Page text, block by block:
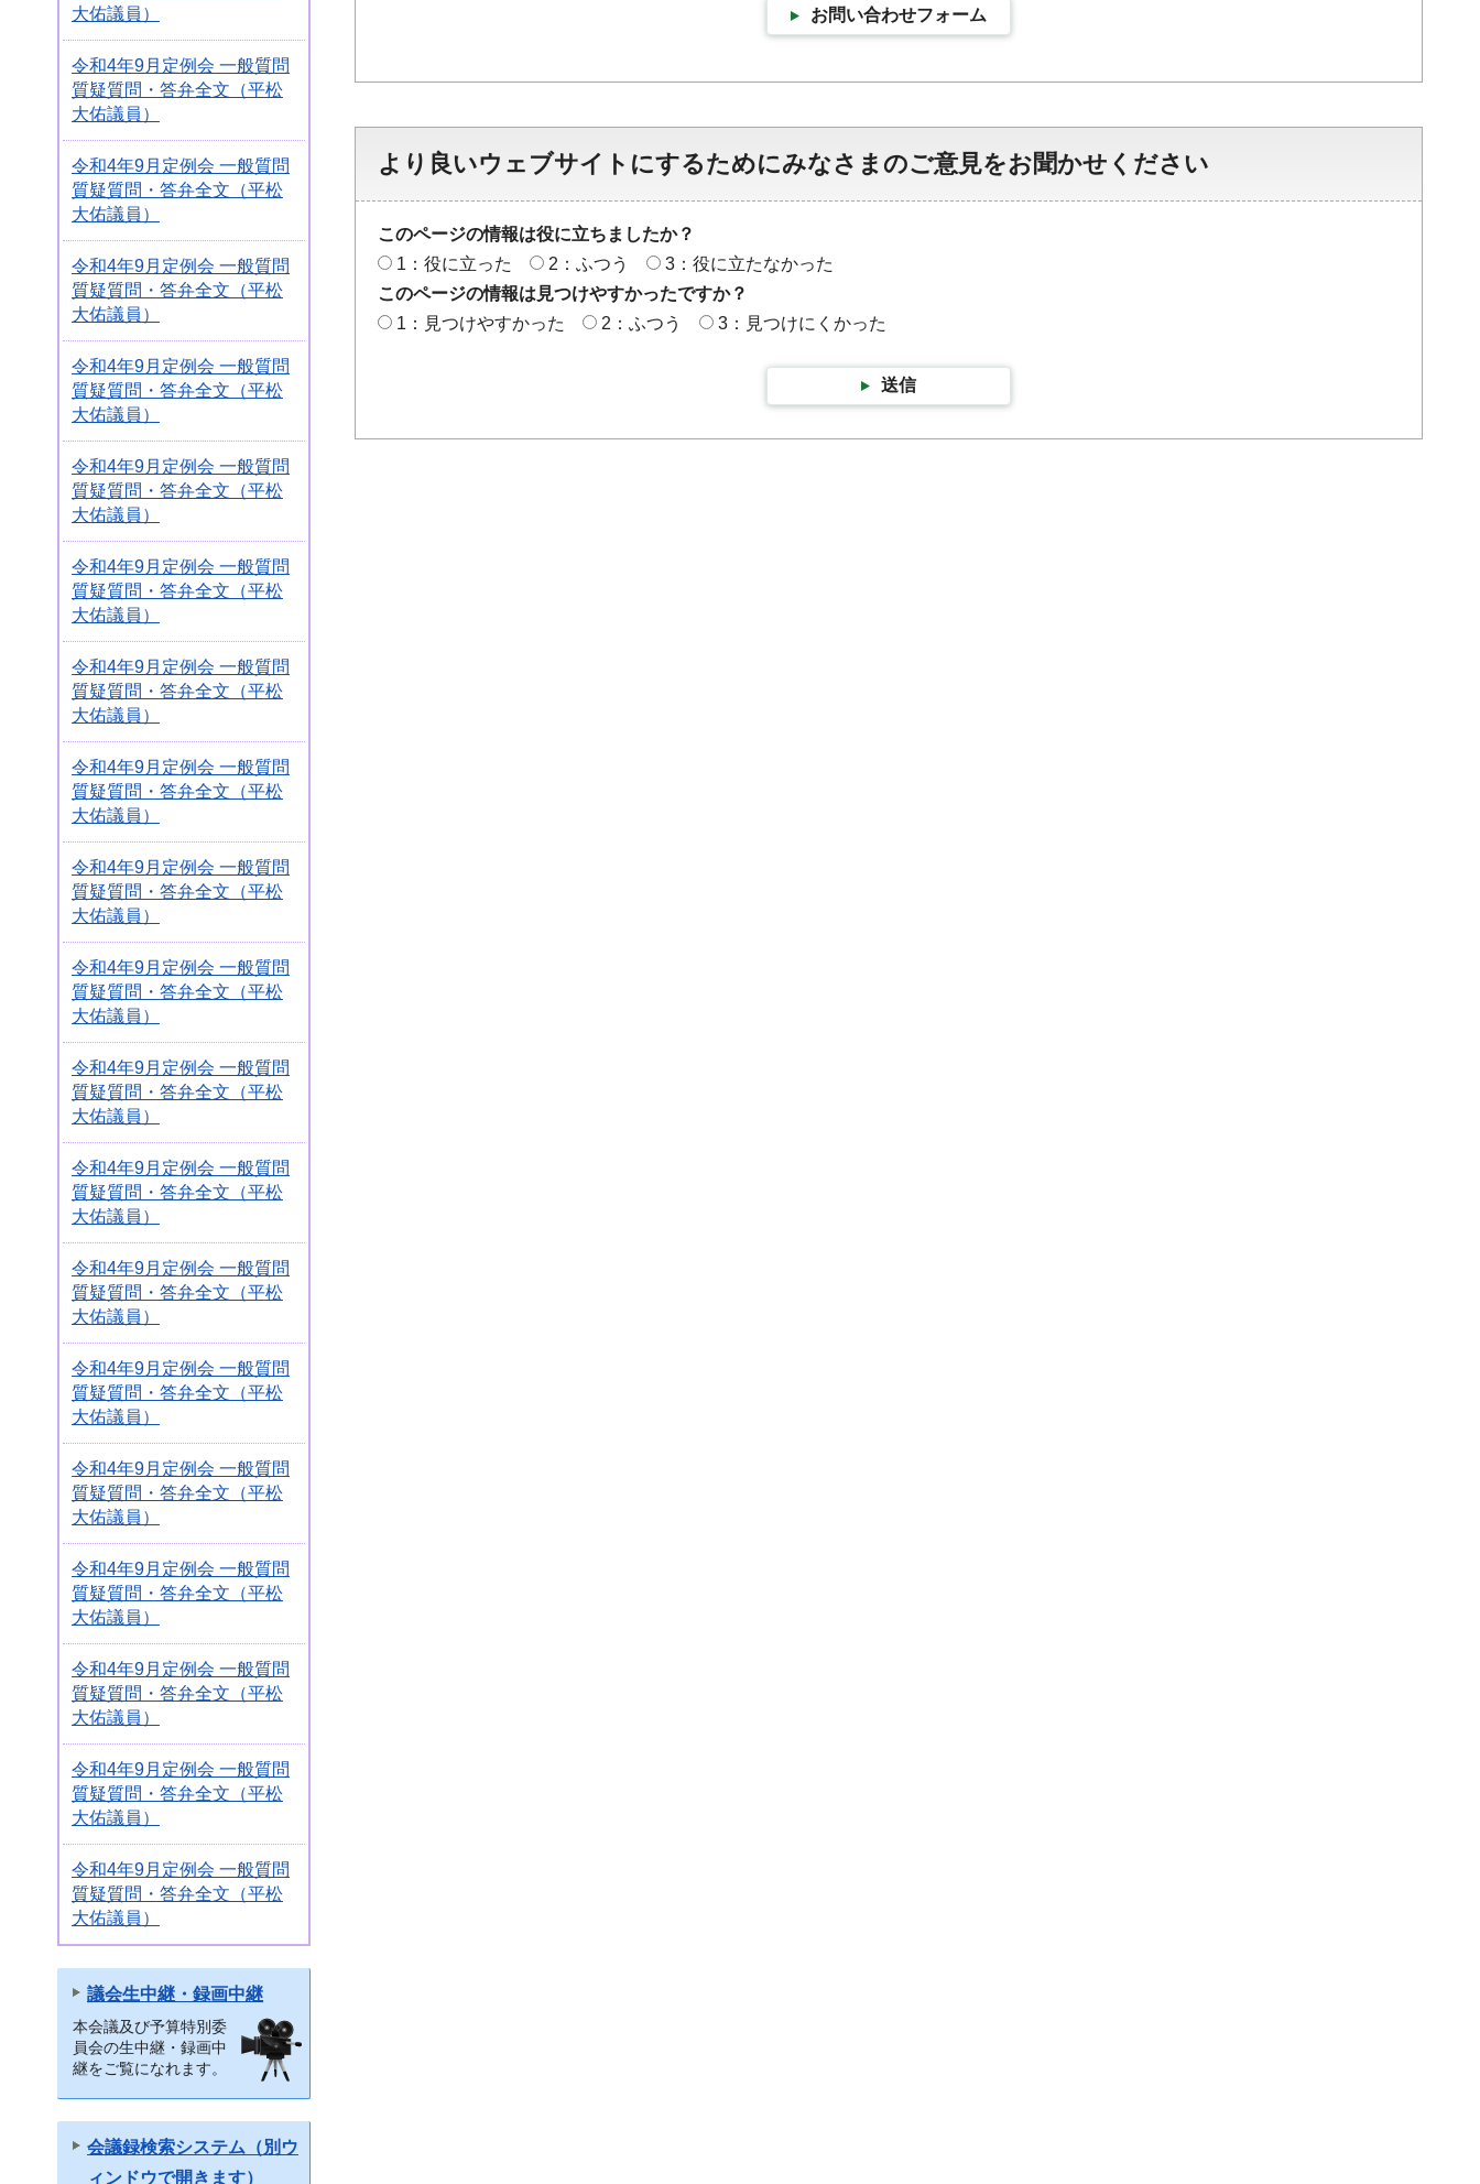
大佑議員）
令和4年9月定例会 一般質問
質疑質問・答弁全文（平松
大佑議員）
令和4年9月定例会 一般質問
質疑質問・答弁全文（平松
大佑議員）
令和4年9月定例会 一般質問
質疑質問・答弁全文（平松
大佑議員）
令和4年9月定例会 一般質問
質疑質問・答弁全文（平松
大佑議員）
令和4年9月定例会 一般質問
質疑質問・答弁全文（平松
大佑議員）
令和4年9月定例会 一般質問
質疑質問・答弁全文（平松
大佑議員）
令和4年9月定例会 一般質問
質疑質問・答弁全文（平松
大佑議員）
令和4年9月定例会 一般質問
質疑質問・答弁全文（平松
大佑議員）
令和4年9月定例会 一般質問
質疑質問・答弁全文（平松
大佑議員）
令和4年9月定例会 一般質問
質疑質問・答弁全文（平松
大佑議員）
令和4年9月定例会 一般質問
質疑質問・答弁全文（平松
大佑議員）
令和4年9月定例会 一般質問
質疑質問・答弁全文（平松
大佑議員）
令和4年9月定例会 一般質問
質疑質問・答弁全文（平松
大佑議員）
令和4年9月定例会 一般質問
質疑質問・答弁全文（平松
大佑議員）
令和4年9月定例会 一般質問
質疑質問・答弁全文（平松
大佑議員）
令和4年9月定例会 一般質問
質疑質問・答弁全文（平松
大佑議員）
令和4年9月定例会 一般質問
質疑質問・答弁全文（平松
大佑議員）
令和4年9月定例会 一般質問
質疑質問・答弁全文（平松
大佑議員）
令和4年9月定例会 一般質問
質疑質問・答弁全文（平松
大佑議員）
議会生中継・録画中継
本会議及び予算特別委
員会の生中継・録画中
継をご覧になれます。
会議録検索システム（別ウ
ィンドウで開きます）
お問い合わせフォーム
より良いウェブサイトにするためにみなさまのご意見をお聞かせください
このページの情報は役に立ちましたか？
1：役に立った
2：ふつう
3：役に立たなかった
このページの情報は見つけやすかったですか？
1：見つけやすかった
2：ふつう 3：見つけにくかった
送信